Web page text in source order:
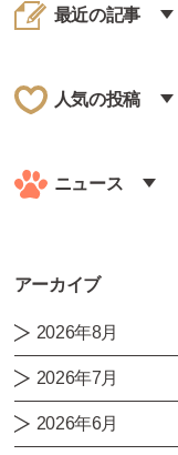
最近の記事
人気の投稿
ニュース
アーカイブ
2026年8月
2026年7月
2026年6月